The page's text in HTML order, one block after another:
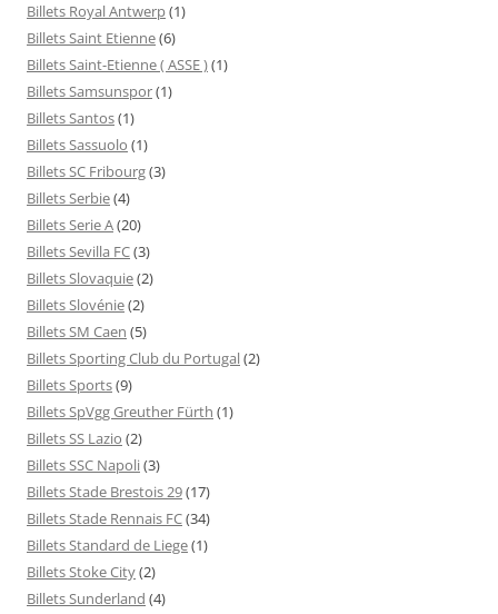
Billets Royal Antwerp(1)
Billets Saint Etienne(6)
Billets Saint-Etienne ( ASSE )(1)
Billets Samsunspor(1)
Billets Santos(1)
Billets Sassuolo (1)
Billets SC Fribourg(3)
Billets Serbie(4)
Billets Serie A(20)
Billets Sevilla FC(3)
Billets Slovaquie(2)
Billets Slovénie(2)
Billets SM Caen (5)
Billets Sporting Club du Portugal(2)
Billets Sports(9)
Billets SpVgg Greuther Fürth (1)
Billets SS Lazio (2)
Billets SSC Napoli(3)
Billets Stade Brestois 29(17)
Billets Stade Rennais FC(34)
Billets Standard de Liege(1)
Billets Stoke City(2)
Billets Sunderland (4)